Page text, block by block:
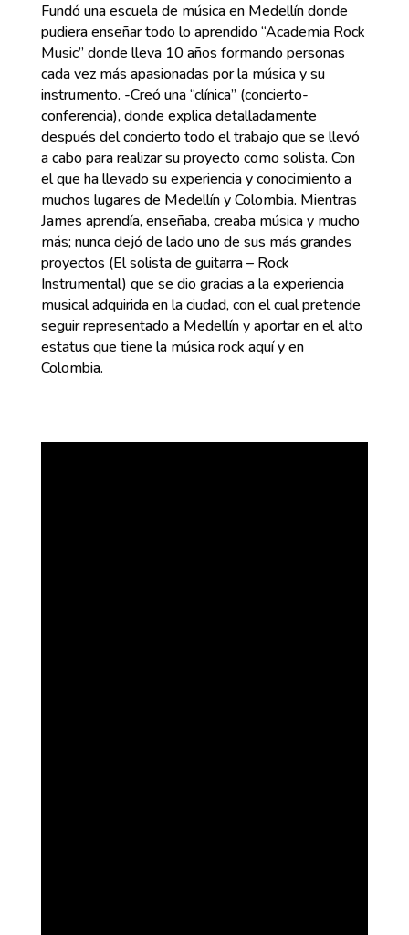
Fundó una escuela de música en Medellín donde
pudiera enseñar todo lo aprendido “Academia Rock
Music” donde lleva 10 años formando personas
cada vez más apasionadas por la música y su
instrumento. -Creó una “clínica” (concierto-
conferencia), donde explica detalladamente
después del concierto todo el trabajo que se llevó
a cabo para realizar su proyecto como solista. Con
el que ha llevado su experiencia y conocimiento a
muchos lugares de Medellín y Colombia. Mientras
James aprendía, enseñaba, creaba música y mucho
más; nunca dejó de lado uno de sus más grandes
proyectos (El solista de guitarra – Rock
Instrumental) que se dio gracias a la experiencia
musical adquirida en la ciudad, con el cual pretende
seguir representado a Medellín y aportar en el alto
estatus que tiene la música rock aquí y en
Colombia.